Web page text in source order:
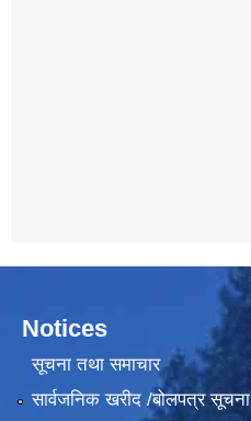
Notices
सूचना तथा समाचार
सार्वजनिक खरीद /बोलपत्र सूचना